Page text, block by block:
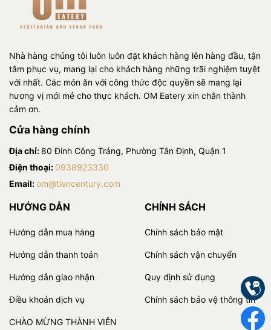
Nhà hàng chúng tôi luôn luôn đặt khách hàng lên hàng đầu, tận
tâm phục vụ, mang lại cho khách hàng những trãi nghiệm tuyệt
với nhất. Các món ăn với công thức độc quyền sẽ mang lại
hương vị mới mẻ cho thực khách. OM Eatery xin chân thành
cảm ơn.
Cửa hàng chính
Địa chỉ: 80 Đinh Công Tráng, Phường Tân Định, Quận 1
Điện thoại: 0938923330
Email:om@tiencentury.com
HƯỚNG DẪN
Hướng dẫn mua hàng
Hướng dẫn thanh toán
Hướng dẫn giao nhận
Điều khoản dịch vụ
CHÀO MỪNG THÀNH VIÊN
CHÍNH SÁCH
Chính sách bảo mật
Chính sách vận chuyển
Quy định sử dụng
Chính sách bảo vệ thông tin